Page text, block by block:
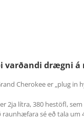
varðandi drægni á
Cherokee er „plug
2ja lítra, 380 hestöfl,
raunhæfara sé eð tala um